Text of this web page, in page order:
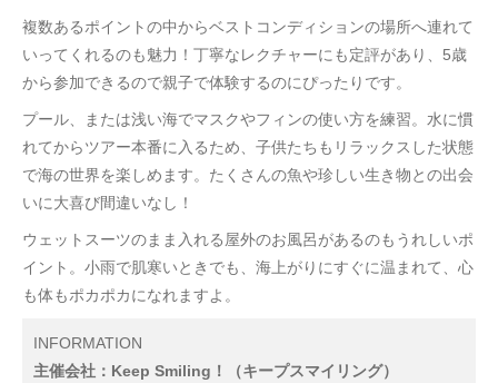
複数あるポイントの中からベストコンディションの場所へ連れて
いってくれるのも魅力！丁寧なレクチャーにも定評があり、5歳
から参加できるので親子で体験するのにぴったりです。
プール、または浅い海でマスクやフィンの使い方を練習。水に慣
れてからツアー本番に入るため、子供たちもリラックスした状態
で海の世界を楽しめます。たくさんの魚や珍しい生き物との出会
いに大喜び間違いなし！
ウェットスーツのまま入れる屋外のお風呂があるのもうれしいポ
イント。小雨で肌寒いときでも、海上がりにすぐに温まれて、心
も体もポカポカになれますよ。
INFORMATION
主催会社：Keep Smiling！（キープスマイリング）